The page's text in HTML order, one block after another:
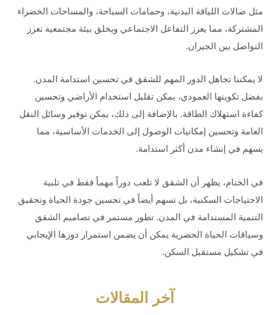
مثل صالات اللياقة البدنية، وحمامات السباحة، والمساحات الخضراء
المشتركة، مما يعزز التفاعل الاجتماعي ويخلق بيئة مجتمعية تعزز
التواصل بين الجيران.
لا يمكننا تجاهل الدور المهم للشقق في تحسين استدامة المدن.
بفضل تكوينها العمودي، يمكن تقليل استخدام الأراضي وتحسين
كفاءة استهلاك الطاقة. بالإضافة إلى ذلك، يمكن توفير وسائل النقل
العامة وتحسين إمكانيات الوصول إلى الخدمات الأساسية، مما
يسهم في إنشاء مدن أكثر استدامة.
في الختام، يظهر أن الشقق لا تلعب دوراً مهماً فقط في تلبية
الاحتياجات السكنية، بل تسهم أيضاً في تحسين جودة الحياة وتحقيق
التنمية المستدامة في المدن. تطور مستمر في تصاميم الشقق
وسياقات الحياة الحضرية يمكن أن يضمن استمرار دورها الإيجابي
في تشكيل مستقبل السكن.
آخر المقالات